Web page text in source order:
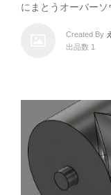
にまとうオーバーソ
Created By
出品数 1